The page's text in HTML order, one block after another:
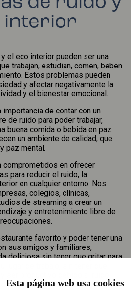
Esta página web usa cookies
interior
el eco interior pueden ser una
trabajan, estudian, comen, beben
Estos problemas pueden
y afectar negativamente la
y el bienestar emocional.
importancia de contar con un
de ruido para poder trabajar,
buena comida o bebida en paz.
un ambiente de calidad, que
paz mental.
comprometidos en ofrecer
para reducir el ruido, la
en cualquier entorno. Nos
colegios, clínicas,
de streaming a crear un
y entretenimiento libre de
favorito y poder tener una
sus amigos y familiares,
deliciosa sin tener que gritar para
lugar de trabajo, sin tener que
hacerlo realidad.